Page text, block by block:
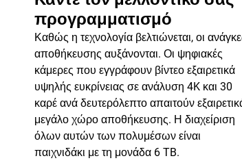
προγραμματισμό
Καθώς η τεχνολογία βελτιώνεται, οι
αποθήκευσης αυξάνονται. Οι ψηφιακές
κάμερες που εγγράφουν βίντεο εξαιρετικά
υψηλής ευκρίνειας σε ανάλυση 4K και 30
καρέ ανά δευτερόλεπτο απαιτούν
μεγάλο χώρο αποθήκευσης. Η διαχείριση
όλων αυτών των πολυμέσων είναι
παιχνιδάκι με τη μονάδα 6 TB.